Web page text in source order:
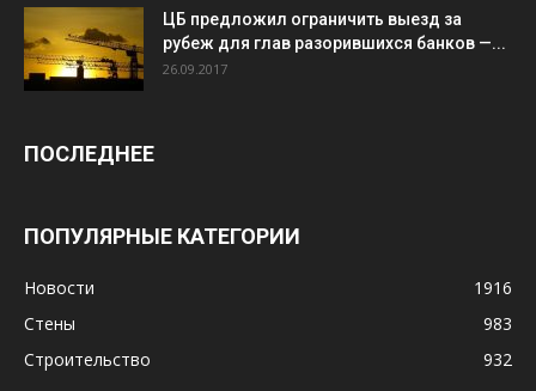
ЦБ предложил ограничить выезд за
рубеж для глав разорившихся банков —...
26.09.2017
ПОСЛЕДНЕЕ
ПОПУЛЯРНЫЕ КАТЕГОРИИ
Новости
1916
Стены
983
Строительство
932